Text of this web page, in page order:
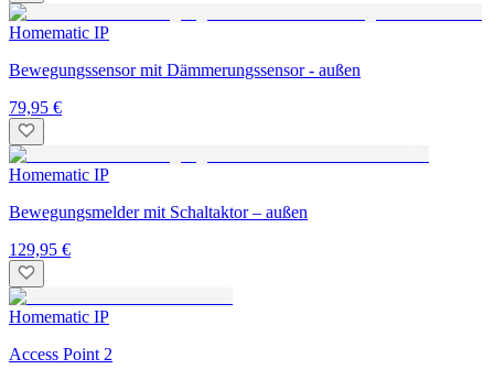
Homematic IP
Bewegungssensor mit Dämmerungssensor - außen
79,95 €
Homematic IP
Bewegungsmelder mit Schaltaktor – außen
129,95 €
Homematic IP
Access Point 2